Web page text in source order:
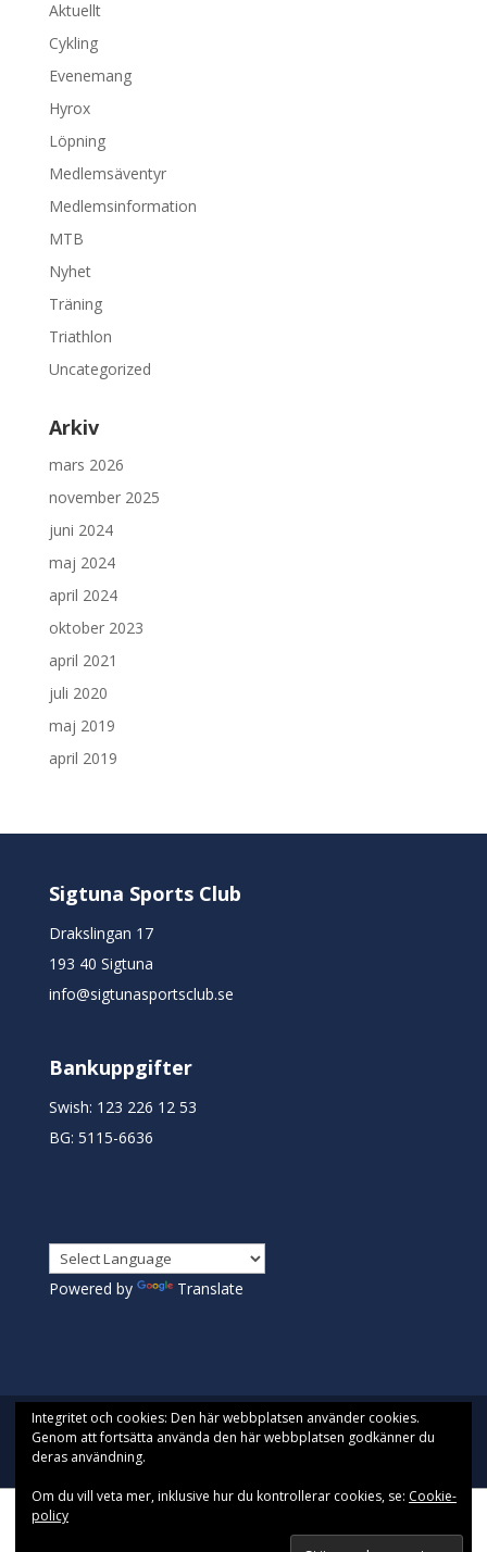
Aktuellt
Cykling
Evenemang
Hyrox
Löpning
Medlemsäventyr
Medlemsinformation
MTB
Nyhet
Träning
Triathlon
Uncategorized
Arkiv
mars 2026
november 2025
juni 2024
maj 2024
april 2024
oktober 2023
april 2021
juli 2020
maj 2019
april 2019
Sigtuna Sports Club
Drakslingan 17
193 40 Sigtuna
info@sigtunasportsclub.se
Bankuppgifter
Swish: 123 226 12 53
BG: 5115-6636
Powered by Translate
Designad av
Integritet och cookies: Den här webbplatsen använder cookies.
Genom att fortsätta använda den här webbplatsen godkänner du
deras användning.
Om du vill veta mer, inklusive hur du kontrollerar cookies, se: Cookie-
policy